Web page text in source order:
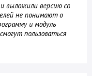
выложили версию со
не понимают о
и модуль
пользоваться